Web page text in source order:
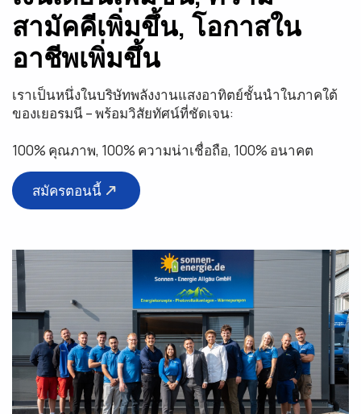
สามัคคีเพิ่มขึ้น, โอกาสใน
อาชีพเพิ่มขึ้น
เราเป็นหนึ่งในบริษัทพลังงานแสงอาทิตย์ชั้นนำในภาคใต้
ของเยอรมนี – พร้อมวิสัยทัศน์ที่ชัดเจน:
100% คุณภาพ, 100% ความน่าเชื่อถือ, 100% อนาคต
สมัครตอนนี้